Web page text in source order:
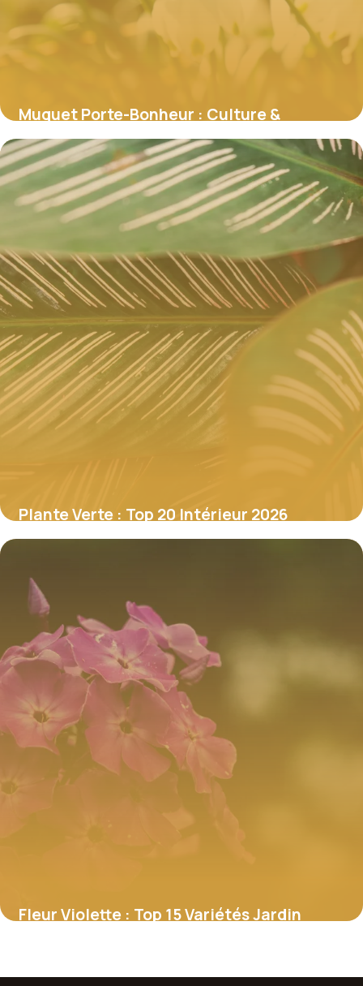
Muguet Porte-Bonheur : Culture &
Traditions
5 juillet 2026
Plante Verte : Top 20 Intérieur 2026
4 juillet 2026
Fleur Violette : Top 15 Variétés Jardin